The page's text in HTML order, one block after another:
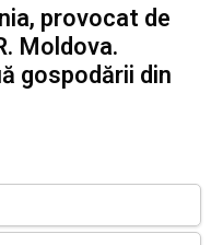
provocat de
Moldova.
gospodării din